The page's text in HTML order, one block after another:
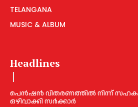
TELANGANA
MUSIC & ALBUM
Headlines
പെൻഷൻ വിതരണത്തില്‍ നിന്ന്
ഒഴിവാക്കി സര്‍ക്കാര്‍